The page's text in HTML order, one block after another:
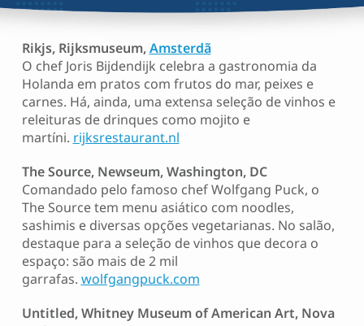
Rikjs, Rijksmuseum,Amsterdã
O chef Joris Bijdendijk celebra a gastronomia da
Holanda em pratos com frutos do mar, peixes e
carnes. Há, ainda, uma extensa seleção de vinhos e
releituras de drinques como mojito e
martíni. rijksrestaurant.nl
The Source, Newseum, Washington, DC
Comandado pelo famoso chef Wolfgang Puck, o
The Source tem menu asiático com noodles,
sashimis e diversas opções vegetarianas. No salão,
destaque para a seleção de vinhos que decora o
espaço: são mais de 2 mil
garrafas. wolfgangpuck.com
Untitled, Whitney Museum of American Art, Nova